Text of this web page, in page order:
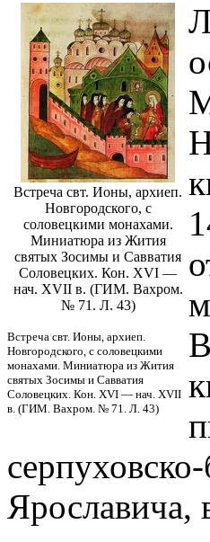
Встреча свт. Ионы, архиеп.
Новгородского, с
соловецкими монахами.
Миниатюра из Жития
святых Зосимы и Савватия
Соловецких. Кон. XVI —
нач. XVII в. (ГИМ. Вахром.
№ 71. Л. 43)
Встреча свт. Ионы, архиеп.
Новгородского, с соловецкими
монахами. Миниатюра из Жития
святых Зосимы и Савватия
Соловецких. Кон. XVI — нач. XVII
в. (ГИМ. Вахром. № 71. Л. 43)
Ярославича,